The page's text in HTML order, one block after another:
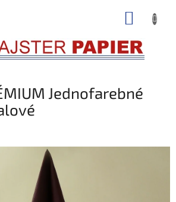
Jednofarebné